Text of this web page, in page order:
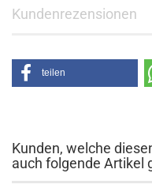
Kundenrezensionen
teilen
Kunden, welche
auch folgende Artikel